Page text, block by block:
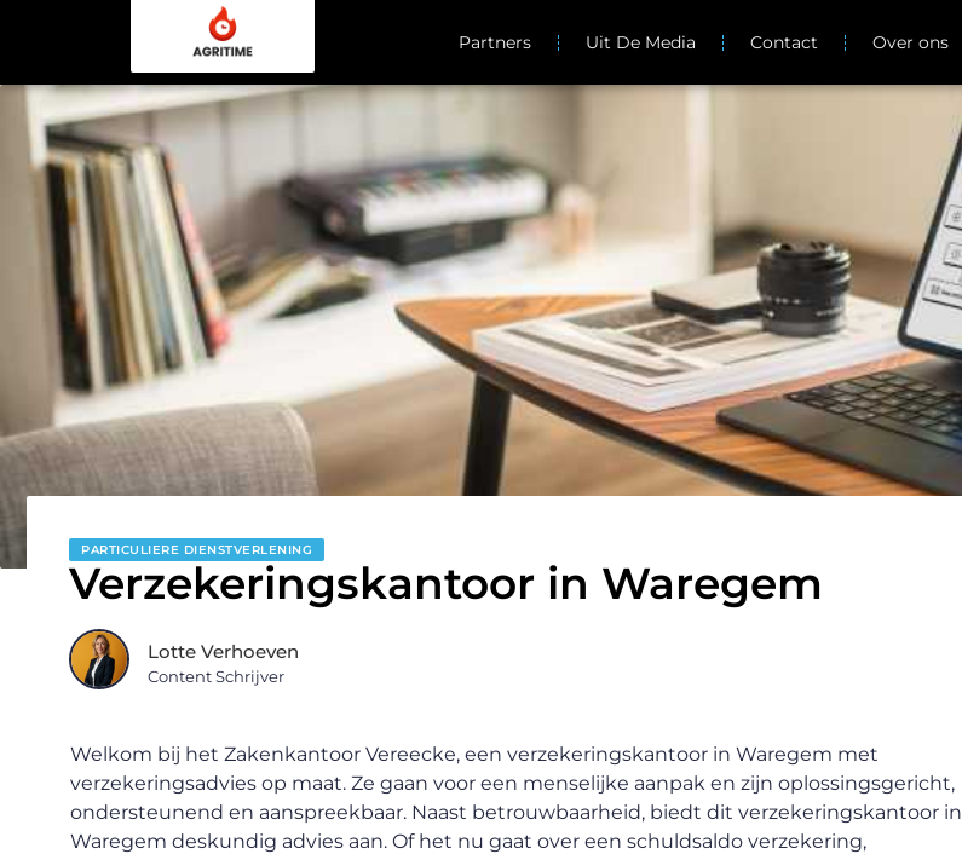
Partners Uit De Media Contact Over ons
PARTICULIERE DIENSTVERLENING
Verzekeringskantoor in Waregem
Lotte Verhoeven
Content Schrijver
Welkom bij het Zakenkantoor Vereecke, een verzekeringskantoor in Waregem met
verzekeringsadvies op maat. Ze gaan voor een menselijke aanpak en zijn oplossingsgericht,
ondersteunend en aanspreekbaar. Naast betrouwbaarheid, biedt dit verzekeringskantoor in
Waregem deskundig advies aan. Of het nu gaat over een schuldsaldo verzekering,